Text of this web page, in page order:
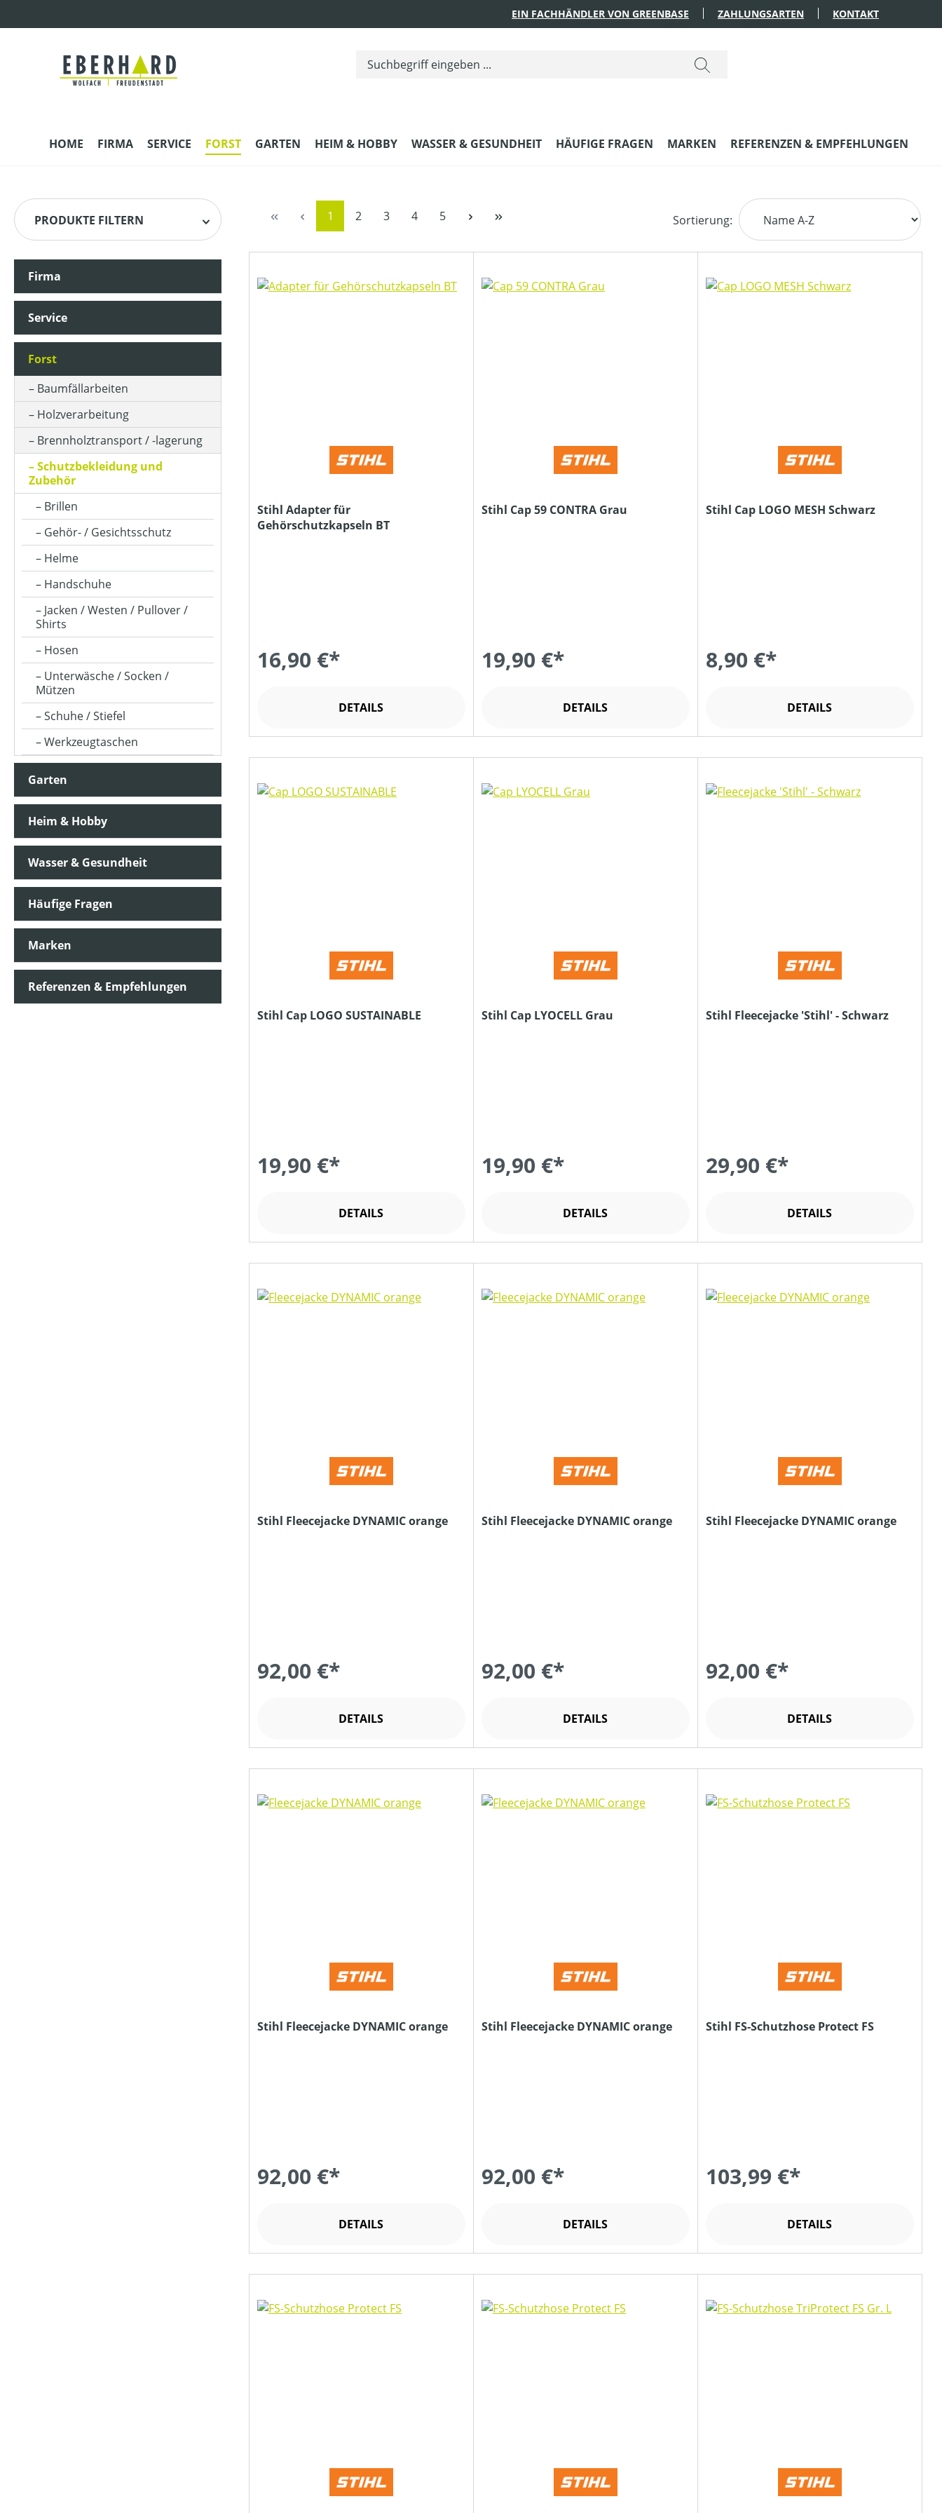
EIN FACHHÄNDLER VON GREENBASE ZAHLUNGSARTEN KONTAKT
HOME FIRMA SERVICE FORST GARTEN HEIM & HOBBY WASSER & GESUNDHEIT HÄUFIGE FRAGEN MARKEN REFERENZEN & EMPFEHLUNGEN
PRODUKTE FILTERN
HERSTELLER
BETRIEBSART
FARBE (GERÄT)
FARBE (VARIANTE)
KLASSIFIZIERUNG
MATERIALART
NUMERISCHE GRÖSSE (BEKLEIDUNG)
PRODUKTTYP
SCHUTZART
PREIS
Firma
Service
Forst
Baumfällarbeiten
Holzverarbeitung
Brennholztransport / -lagerung
Schutzbekleidung und
Zubehör
Brillen
Gehör- / Gesichtsschutz
Helme
Handschuhe
Jacken / Westen / Pullover /
Shirts
Hosen
Unterwäsche / Socken /
Mützen
Schuhe / Stiefel
Werkzeugtaschen
Garten
Heim & Hobby
Wasser & Gesundheit
Häufige Fragen
Marken
Referenzen & Empfehlungen
Seite
1 Seite
2 Seite
3 Seite
4 Seite
5 Sortierung:
Stihl Adapter für
Gehörschutzkapseln BT
16,90 €*
DETAILS
Stihl Cap 59 CONTRA Grau
19,90 €*
DETAILS
Stihl Cap LOGO MESH Schwarz
8,90 €*
DETAILS
Stihl Cap LOGO SUSTAINABLE
19,90 €*
DETAILS
Stihl Cap LYOCELL Grau
19,90 €*
DETAILS
Stihl Fleecejacke 'Stihl' - Schwarz
29,90 €*
DETAILS
Stihl Fleecejacke DYNAMIC orange
92,00 €*
DETAILS
Stihl Fleecejacke DYNAMIC orange
92,00 €*
DETAILS
Stihl Fleecejacke DYNAMIC orange
92,00 €*
DETAILS
Stihl Fleecejacke DYNAMIC orange
92,00 €*
DETAILS
Stihl Fleecejacke DYNAMIC orange
92,00 €*
DETAILS
Stihl FS-Schutzhose Protect FS
103,99 €*
DETAILS